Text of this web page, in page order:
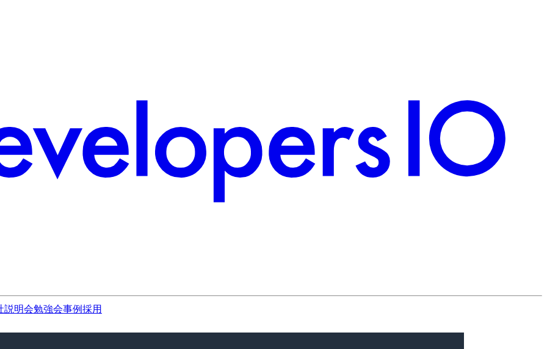
説明会勉強会事例採用